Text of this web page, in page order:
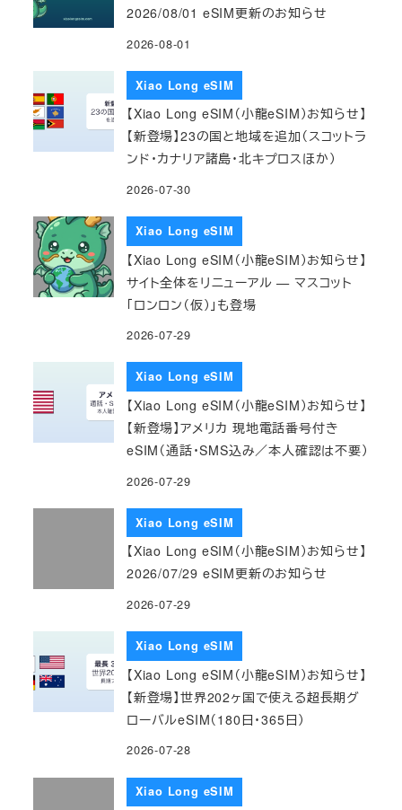
2026/08/01 eSIM更新のお知らせ
2026-08-01
Xiao Long eSIM
【Xiao Long eSIM（小龍eSIM）お知らせ】
【新登場】23の国と地域を追加（スコットラ
ンド・カナリア諸島・北キプロスほか）
2026-07-30
Xiao Long eSIM
【Xiao Long eSIM（小龍eSIM）お知らせ】
サイト全体をリニューアル — マスコット
「ロンロン（仮）」も登場
2026-07-29
Xiao Long eSIM
【Xiao Long eSIM（小龍eSIM）お知らせ】
【新登場】アメリカ 現地電話番号付き
eSIM（通話・SMS込み／本人確認は不要）
2026-07-29
Xiao Long eSIM
【Xiao Long eSIM（小龍eSIM）お知らせ】
2026/07/29 eSIM更新のお知らせ
2026-07-29
Xiao Long eSIM
【Xiao Long eSIM（小龍eSIM）お知らせ】
【新登場】世界202ヶ国で使える超長期グ
ローバルeSIM（180日・365日）
2026-07-28
Xiao Long eSIM